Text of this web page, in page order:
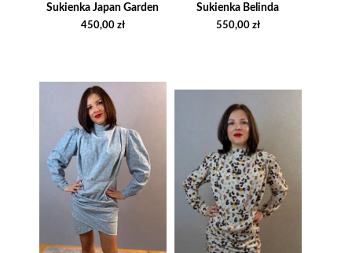
Sukienka Japan Garden
450,00 zł
Sukienka Belinda
550,00 zł